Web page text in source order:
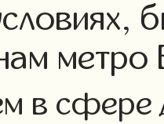
метро
в сфере